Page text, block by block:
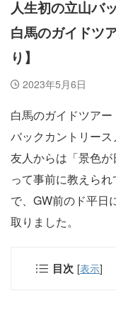
人生初の立山バ
白馬のガイドツ
り】
2023年5月6日
白馬のガイドツア
バックカントリース
友人からは「景色が
って事前に教えら
で、GW前のド平日
取りました。
目次 [表示]